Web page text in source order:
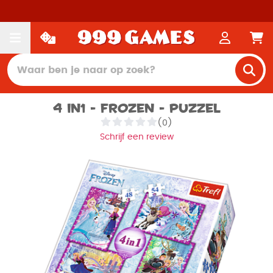
4 in1 - Frozen - Puzzel
(0)
Schrijf een review